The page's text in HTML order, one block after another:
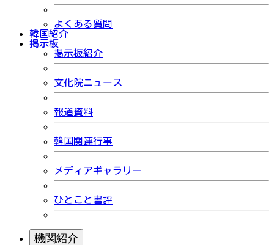
よくある質問
韓国紹介
掲示板
掲示板紹介
文化院ニュース
報道資料
韓国関連行事
メディアギャラリー
ひとこと書評
機関紹介